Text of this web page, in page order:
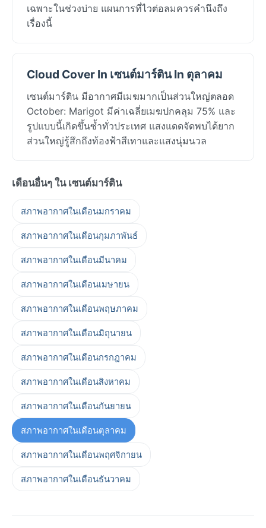
เฉพาะในช่วงบ่าย แผนการที่ไวต่อลมควรคำนึงถึง
เรื่องนี้
Cloud Cover In เซนต์มาร์ติน In ตุลาคม
เซนต์มาร์ติน มีอากาศมีเมฆมากเป็นส่วนใหญ่ตลอด
October: Marigot มีค่าเฉลี่ยเมฆปกคลุม 75% และ
รูปแบบนี้เกิดขึ้นซ้ำทั่วประเทศ แสงแดดจัดพบได้ยาก
ส่วนใหญ่รู้สึกถึงท้องฟ้าสีเทาและแสงนุ่มนวล
เดือนอื่นๆ ใน เซนต์มาร์ติน
สภาพอากาศในเดือนมกราคม
สภาพอากาศในเดือนกุมภาพันธ์
สภาพอากาศในเดือนมีนาคม
สภาพอากาศในเดือนเมษายน
สภาพอากาศในเดือนพฤษภาคม
สภาพอากาศในเดือนมิถุนายน
สภาพอากาศในเดือนกรกฎาคม
สภาพอากาศในเดือนสิงหาคม
สภาพอากาศในเดือนกันยายน
สภาพอากาศในเดือนตุลาคม
สภาพอากาศในเดือนพฤศจิกายน
สภาพอากาศในเดือนธันวาคม